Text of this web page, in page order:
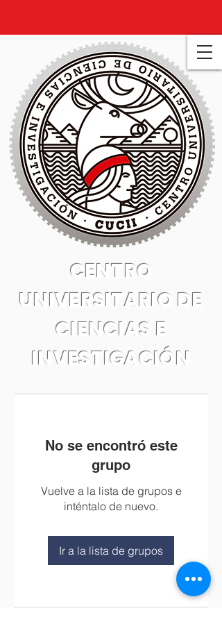
CENTRO
UNIVERSITARIO DE
CIENCIAS E
INVESTIGACIÓN
No se encontró este
grupo
Vuelve a la lista de grupos e
inténtalo de nuevo.
Ir a la lista de grupos